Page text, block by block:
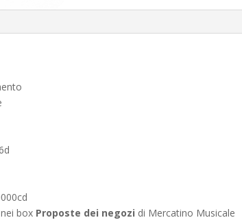
box Proposte dei negozi di Mercatino Musicale